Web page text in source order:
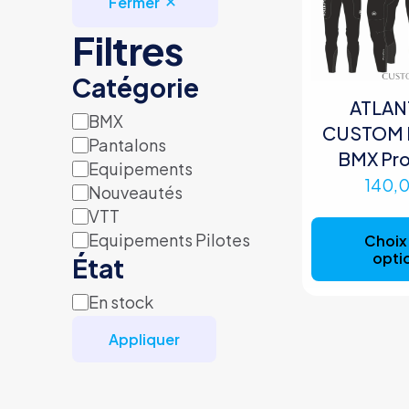
Filtres
Catégorie
Catégorie
BMX
Pantalons
Equipements
Nouveautés
VTT
Equipements Pilotes
État
Disponibilité
En stock
Appliquer
CUSTOM
BMX